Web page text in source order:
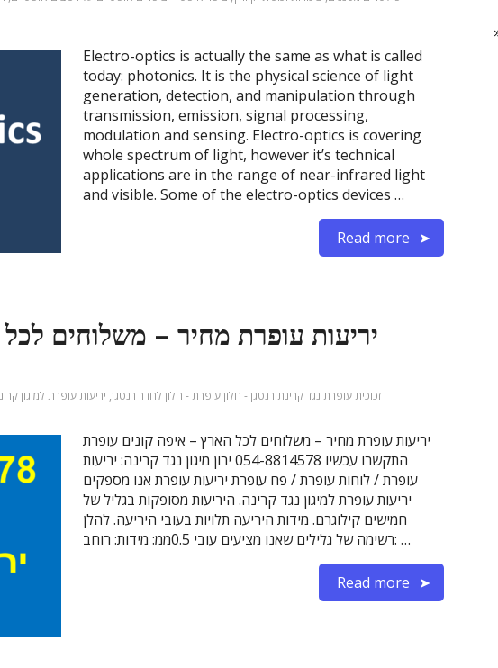
Electro-optics is actually the same as what is called
today: photonics. It is the physical science of light
generation, detection, and manipulation through
transmission, emission, signal processing,
modulation and sensing. Electro-optics is covering
whole spectrum of light, however it’s technical
applications are in the range of near-infrared light
and visible. Some of the electro-optics devices …
Read more
יריעות עופרת מחיר – משלוחים
זכוכית עופרת נגד קרינת רנטגן - חלון עופרת - חלון לחדר רנטגן, יריעות עופרת למיגון
יריעות עופרת מחיר – משלוחים לכל הארץ – איפה קונים עופרת
התקשרו עכשיו 054-8814578 ירון מיגון נגד קרינה: יריעות
עופרת / לוחות עופרת / פח עופרת יריעות עופרת אנו מספקים
יריעות עופרת למיגון נגד קרינה. היריעות מסופקות בגליל של
חמישים קילוגרם. מידות היריעה תלויות בעובי היריעה. להלן
רשימה של גלילים שאנו מציעים עובי 0.5ממ: מידות: רוחב: …
Read more